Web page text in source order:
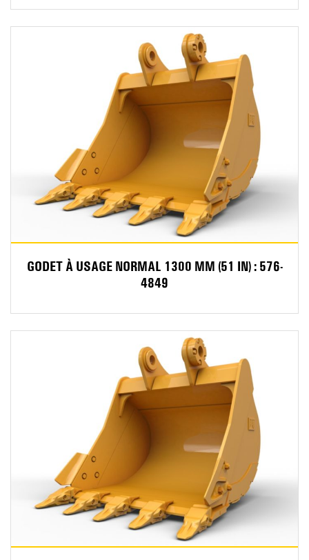
GODET À USAGE NORMAL 1300 MM (51 IN) : 576-
4849